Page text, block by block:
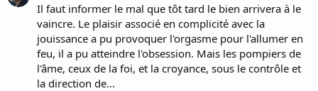
Il faut informer le mal que tôt tard le bien arrivera à le
vaincre. Le plaisir associé en complicité avec la
jouissance a pu provoquer l'orgasme pour l'allumer en
feu, il a pu atteindre l'obsession. Mais les pompiers de
l'âme, ceux de la foi, et la croyance, sous le contrôle et
la direction de...